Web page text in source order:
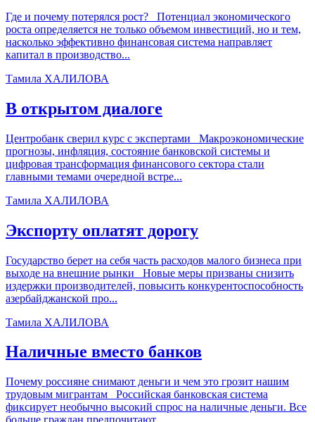
Где и почему потерялся рост? Потенциал экономического
роста определяется не только объемом инвестиций, но и тем,
насколько эффективно финансовая система направляет
капитал в производство...
Тамила ХАЛИЛОВА
В открытом диалоге
Центробанк сверил курс с экспертами Макроэкономические
прогнозы, инфляция, состояние банковской системы и
цифровая трансформация финансового сектора стали
главными темами очередной встре...
Тамила ХАЛИЛОВА
Экспорту оплатят дорогу
Государство берет на себя часть расходов малого бизнеса при
выходе на внешние рынки Новые меры призваны снизить
издержки производителей, повысить конкурентоспособность
азербайджанской про...
Тамила ХАЛИЛОВА
Наличные вместо банков
Почему россияне снимают деньги и чем это грозит нашим
трудовым мигрантам Российская банковская система
фиксирует необычно высокий спрос на наличные деньги. Все